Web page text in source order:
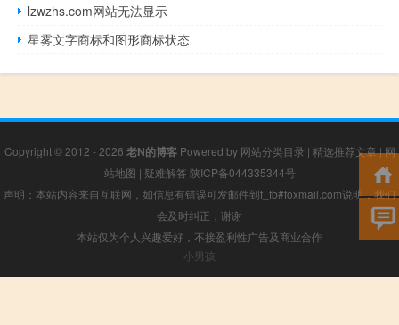
lzwzhs.com网站无法显示
星雾文字商标和图形商标状态
Copyright © 2012 - 2026 老N的博客Powered by 网站分类目录 | 精选推荐文章|网
站地图 | 疑难解答 陕ICP备044335344号
声明：本站内容来自互联网，如信息有错误可发邮件到f_fb#foxmail.com说明，我们
会及时纠正，谢谢
本站仅为个人兴趣爱好，不接盈利性广告及商业合作
小男孩